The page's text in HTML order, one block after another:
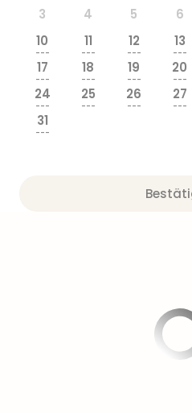
3
4 5 6
10
---
11
---
12
---
13
---
17
---
18
---
19
---
20
---
24
---
25
---
26
---
27
---
31
---